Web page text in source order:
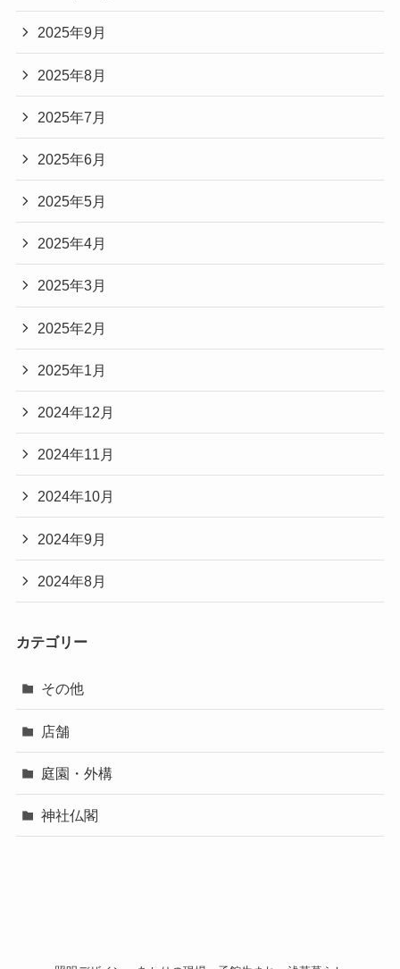
2025年9月
2025年8月
2025年7月
2025年6月
2025年5月
2025年4月
2025年3月
2025年2月
2025年1月
2024年12月
2024年11月
2024年10月
2024年9月
2024年8月
カテゴリー
その他
店舗
庭園・外構
神社仏閣